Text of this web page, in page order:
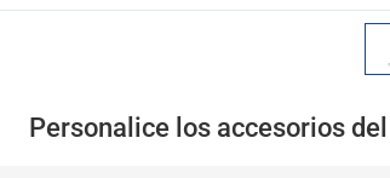
Personalice los accesorios